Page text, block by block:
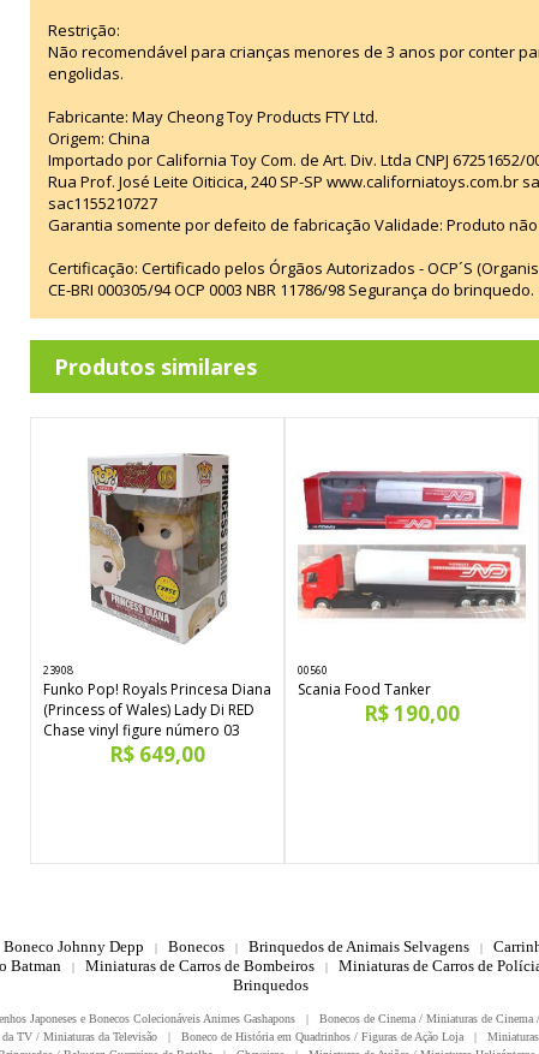
Restrição:
Não recomendável para crianças menores de 3 anos por conter
engolidas.
Fabricante: May Cheong Toy Products FTY Ltd.
Origem: China
Importado por California Toy Com. de Art. Div. Ltda CNPJ 67251652/
Rua Prof. José Leite Oiticica, 240 SP-SP www.californiatoys.com.br
sac1155210727
Garantia somente por defeito de fabricação Validade: Produto
Certificação: Certificado pelos Órgãos Autorizados - OCP´S
CE-BRI 000305/94 OCP 0003 NBR 11786/98 Segurança do brinquedo.
Produtos similares
23908
Funko Pop! Royals Princesa Diana
(Princess of Wales) Lady Di RED
Chase vinyl figure número 03
R$ 649,00
00560
Scania Food Tanker
R$ 190,00
Boneco Johnny Depp | Bonecos | Brinquedos de Animais Selvagens |
Batman | Miniaturas de Carros de Bombeiros | Miniaturas de Carros de
Brinquedos
Japoneses e Bonecos Colecionáveis Animes Gashapons | Bonecos de Cinema / Miniaturas de Cinema
TV / Miniaturas da Televisão | Boneco de História em Quadrinhos / Figuras de Ação Loja |